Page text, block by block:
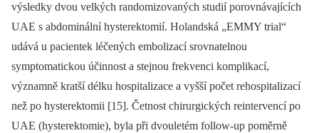
výsledky dvou velkých randomizovaných studií porovnávajících
UAE s abdominální hysterektomií. Holandská „EMMY trial“
udává u pacientek léčených embolizací srovnatelnou
symptomatickou účinnost a stejnou frekvenci komplikací,
významně kratší délku hospitalizace a vyšší počet rehospitalizací
než po hysterektomii [15]. Četnost chirurgických reintervencí po
UAE (hysterektomie), byla při dvouletém follow-up poměrně